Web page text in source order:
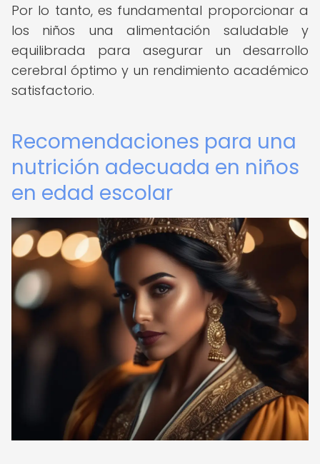
Por lo tanto, es fundamental proporcionar a
los niños una alimentación saludable y
equilibrada para asegurar un desarrollo
cerebral óptimo y un rendimiento académico
satisfactorio.
Recomendaciones para una
nutrición adecuada en niños
en edad escolar